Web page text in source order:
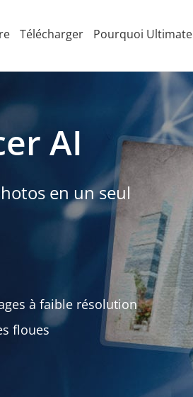
Télécharger Pourquoi Ultimate
AI
en un seul
à faible résolution
floues